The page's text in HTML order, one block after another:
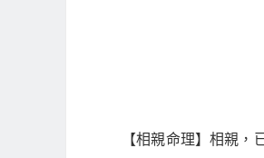
【相親命理】相親